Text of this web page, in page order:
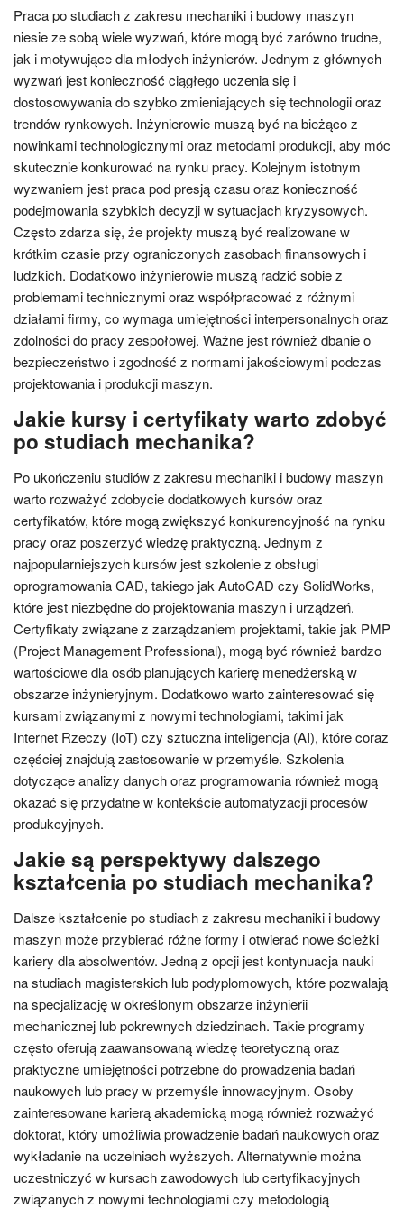
Praca po studiach z zakresu mechaniki i budowy maszyn
niesie ze sobą wiele wyzwań, które mogą być zarówno trudne,
jak i motywujące dla młodych inżynierów. Jednym z głównych
wyzwań jest konieczność ciągłego uczenia się i
dostosowywania do szybko zmieniających się technologii oraz
trendów rynkowych. Inżynierowie muszą być na bieżąco z
nowinkami technologicznymi oraz metodami produkcji, aby móc
skutecznie konkurować na rynku pracy. Kolejnym istotnym
wyzwaniem jest praca pod presją czasu oraz konieczność
podejmowania szybkich decyzji w sytuacjach kryzysowych.
Często zdarza się, że projekty muszą być realizowane w
krótkim czasie przy ograniczonych zasobach finansowych i
ludzkich. Dodatkowo inżynierowie muszą radzić sobie z
problemami technicznymi oraz współpracować z różnymi
działami firmy, co wymaga umiejętności interpersonalnych oraz
zdolności do pracy zespołowej. Ważne jest również dbanie o
bezpieczeństwo i zgodność z normami jakościowymi podczas
projektowania i produkcji maszyn.
Jakie kursy i certyfikaty warto zdobyć
po studiach mechanika?
Po ukończeniu studiów z zakresu mechaniki i budowy maszyn
warto rozważyć zdobycie dodatkowych kursów oraz
certyfikatów, które mogą zwiększyć konkurencyjność na rynku
pracy oraz poszerzyć wiedzę praktyczną. Jednym z
najpopularniejszych kursów jest szkolenie z obsługi
oprogramowania CAD, takiego jak AutoCAD czy SolidWorks,
które jest niezbędne do projektowania maszyn i urządzeń.
Certyfikaty związane z zarządzaniem projektami, takie jak PMP
(Project Management Professional), mogą być również bardzo
wartościowe dla osób planujących karierę menedżerską w
obszarze inżynieryjnym. Dodatkowo warto zainteresować się
kursami związanymi z nowymi technologiami, takimi jak
Internet Rzeczy (IoT) czy sztuczna inteligencja (AI), które coraz
częściej znajdują zastosowanie w przemyśle. Szkolenia
dotyczące analizy danych oraz programowania również mogą
okazać się przydatne w kontekście automatyzacji procesów
produkcyjnych.
Jakie są perspektywy dalszego
kształcenia po studiach mechanika?
Dalsze kształcenie po studiach z zakresu mechaniki i budowy
maszyn może przybierać różne formy i otwierać nowe ścieżki
kariery dla absolwentów. Jedną z opcji jest kontynuacja nauki
na studiach magisterskich lub podyplomowych, które pozwalają
na specjalizację w określonym obszarze inżynierii
mechanicznej lub pokrewnych dziedzinach. Takie programy
często oferują zaawansowaną wiedzę teoretyczną oraz
praktyczne umiejętności potrzebne do prowadzenia badań
naukowych lub pracy w przemyśle innowacyjnym. Osoby
zainteresowane karierą akademicką mogą również rozważyć
doktorat, który umożliwia prowadzenie badań naukowych oraz
wykładanie na uczelniach wyższych. Alternatywnie można
uczestniczyć w kursach zawodowych lub certyfikacyjnych
związanych z nowymi technologiami czy metodologią